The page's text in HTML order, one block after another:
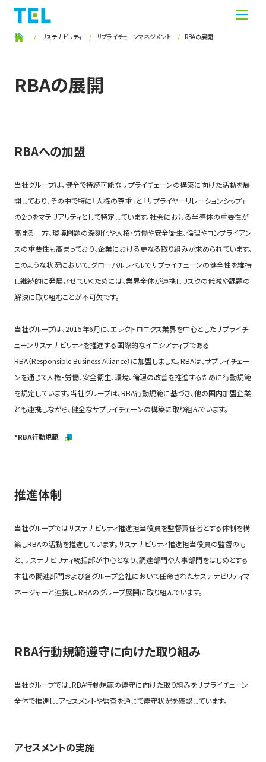
サステナビリティ サプライチェーンマネジメント RBAの展開
RBAの展開
RBAへの加盟
当社グループは、健全で持続可能なサプライチェーンの構築に向けた活動を展
開しており、その中で特に「人権の尊重」と「サプライヤーリレーションシップ」
の2つをマテリアリティとして特定しています。社会における半導体の重要性が
高まる一方、環境問題の深刻化や人権・労働や安全衛生、倫理やコンプライアン
スの重要性も高まっており、企業における更なる取り組みが求められています。
このような状況において、グローバルレベルでサプライチェーンの健全性を維持
し継続的に発展させていくためには、業界全体が連携しリスクの低減や課題の
解決に取り組むことが不可欠です。
当社グループは、2015年6月に、エレクトロニクス業界を中心としたサプライチ
ェーンサステナビリティを推進する国際的なイニシアティブである
RBA（Responsible Business Alliance）に加盟しました。RBAは、サプライチェー
ンを通じて人権・労働、安全衛生、環境、倫理の改善を推進するために行動規範
を規定しています。当社グループは、RBA行動規範に基づき、他の国内加盟企業
とも連携しながら、健全なサプライチェーンの構築に取り組んでいます。
*RBA行動規範
推進体制
当社グループではサステナビリティ推進担当役員を監督責任者とする体制を構
築しRBAの活動を推進しています。サステナビリティ推進担当役員の監督のも
と、サステナビリティ統括部が中心となり、調達部門や人事部門をはじめとする
本社の関連部門および各グループ会社において任命されたサステナビリティマ
ネージャーと連携し、RBAのグループ展開に取り組んでいます。
RBA行動規範遵守に向けた取り組み
当社グループでは、RBA行動規範の遵守に向けた取り組みをサプライチェーン
全体で推進し、アセスメントや監査を通じて遵守状況を確認しています。
アセスメントの実施